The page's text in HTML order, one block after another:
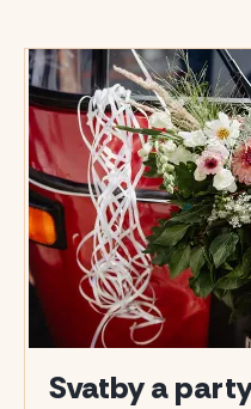
Svatby a